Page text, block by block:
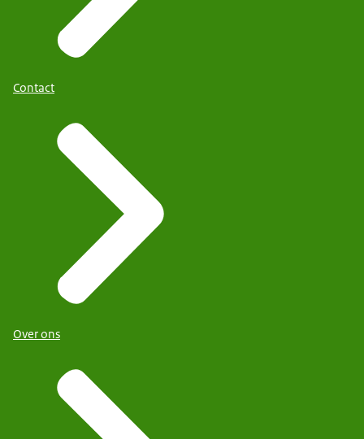
Contact
Over ons